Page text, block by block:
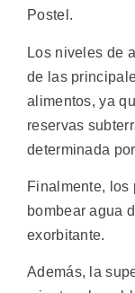
Postel.
Los niveles de
de las
alimentos, ya
reservas
determinada
Finalmente, los
bombear agua
exorbitante.
Además, la